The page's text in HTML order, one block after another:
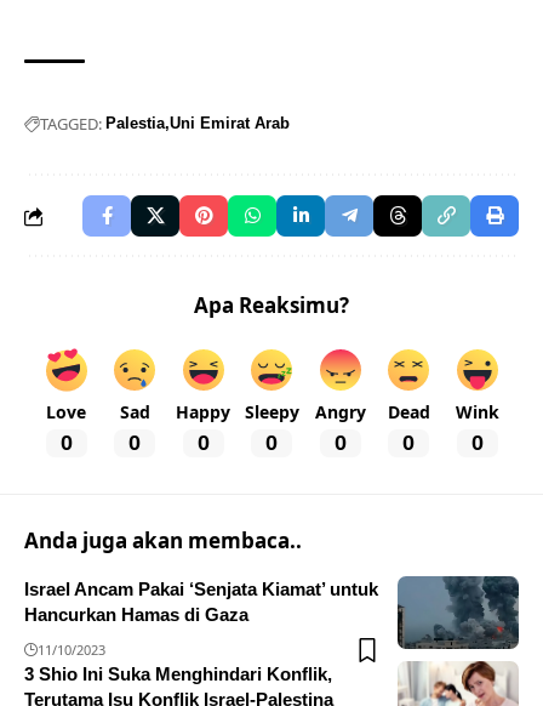
TAGGED: Palestia Uni Emirat Arab
Apa Reaksimu?
Love
0
Sad
0
Happy
0
Sleepy
0
Angry
0
Dead
0
Wink
0
Anda juga akan membaca..
Israel Ancam Pakai ‘Senjata Kiamat’ untuk
Hancurkan Hamas di Gaza
11/10/2023
3 Shio Ini Suka Menghindari Konflik,
Terutama Isu Konflik Israel-Palestina